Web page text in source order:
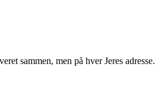
sammen, men på hver Jeres adresse.